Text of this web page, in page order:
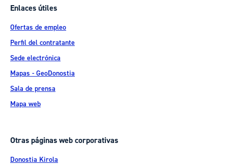
Enlaces útiles
Ofertas de empleo
Perfil del contratante
Sede electrónica
Mapas - GeoDonostia
Sala de prensa
Mapa web
Otras páginas web corporativas
Donostia Kirola